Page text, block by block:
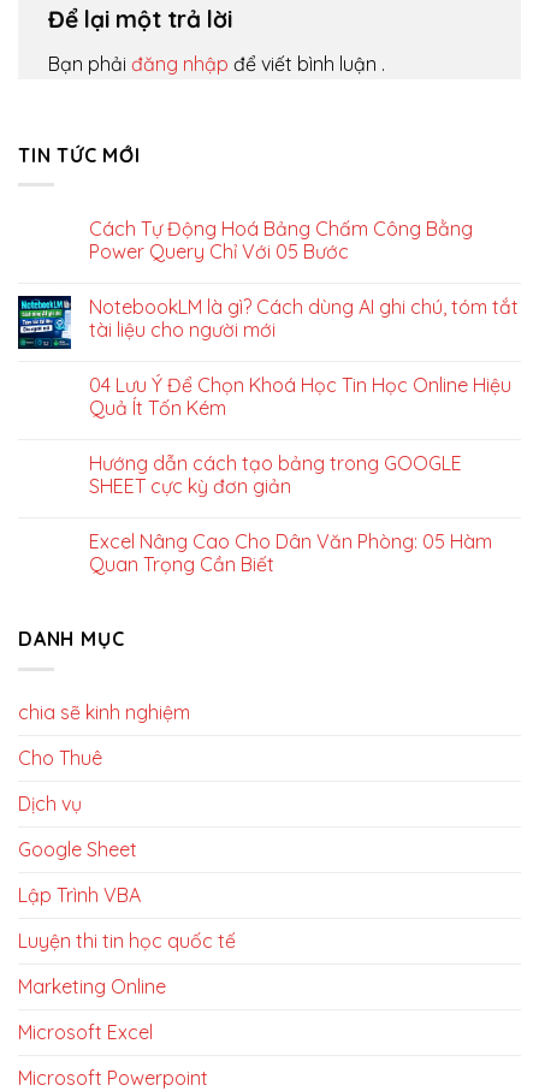
Để lại một trả lời
Bạn phải đăng nhập để viết bình luận .
TIN TỨC MỚI
Cách Tự Động Hoá Bảng Chấm Công Bằng
Power Query Chỉ Với 05 Bước
NotebookLM là gì? Cách dùng AI ghi chú, tóm tắt
tài liệu cho người mới
04 Lưu Ý Để Chọn Khoá Học Tin Học Online Hiệu
Quả Ít Tốn Kém
Hướng dẫn cách tạo bảng trong GOOGLE
SHEET cực kỳ đơn giản
Excel Nâng Cao Cho Dân Văn Phòng: 05 Hàm
Quan Trọng Cần Biết
DANH MỤC
chia sẽ kinh nghiệm
Cho Thuê
Dịch vụ
Google Sheet
Lập Trình VBA
Luyện thi tin học quốc tế
Marketing Online
Microsoft Excel
Microsoft Powerpoint